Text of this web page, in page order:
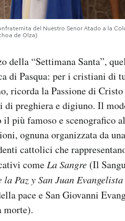
del Nuestro Senor Atado a la
de Olza)
della “Settimana Santa”,
di Pasqua: per i cristiani di
ricorda la Passione di
preghiera e digiuno. Il
il più famoso e scenografico
ognuna organizzata da
cattolici che
come La Sangre (Il
Paz y San Juan Evangelista
pace e San Giovanni
morte).